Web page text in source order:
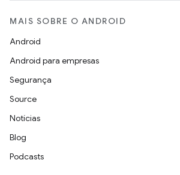
MAIS SOBRE O ANDROID
Android
Android para empresas
Segurança
Source
Notícias
Blog
Podcasts